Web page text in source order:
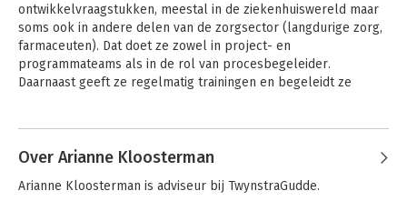
De Transitiegids De Transitiegids
ontwikkelvraagstukken, meestal in de ziekenhuiswereld maar
soms ook in andere delen van de zorgsector (langdurige zorg,
farmaceuten). Dat doet ze zowel in project- en
programmateams als in de rol van procesbegeleider.
Daarnaast geeft ze regelmatig trainingen en begeleidt ze
Over Arianne Kloosterman
Arianne Kloosterman is adviseur bij TwynstraGudde.